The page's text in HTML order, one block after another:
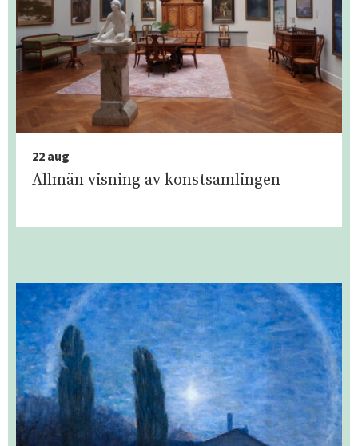
22 aug
Allmän visning av konstsamlingen